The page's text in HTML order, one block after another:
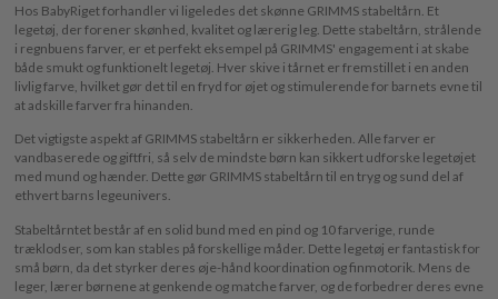
Hos BabyRiget forhandler vi ligeledes det skønne GRIMMS stabeltårn. Et
legetøj, der forener skønhed, kvalitet og lærerig leg. Dette stabeltårn, strålende
i regnbuens farver, er et perfekt eksempel på GRIMMS' engagement i at skabe
både smukt og funktionelt legetøj. Hver skive i tårnet er fremstillet i en anden
livlig farve, hvilket gør det til en fryd for øjet og stimulerende for barnets evne til
at adskille farver fra hinanden.
Det vigtigste aspekt af GRIMMS stabeltårn er sikkerheden. Alle farver er
vandbaserede og giftfri, så selv de mindste børn kan sikkert udforske legetøjet
med mund og hænder. Dette gør GRIMMS stabeltårn til en tryg og sund del af
ethvert barns legeunivers.
Stabeltårntet består af en solid bund med en pind og 10 farverige, runde
træklodser, som kan stables på forskellige måder. Dette legetøj er fantastisk for
små børn, da det styrker deres øje-hånd koordination og finmotorik. Mens de
leger, lærer børnene at genkende og matche farver, og de forbedrer deres evne